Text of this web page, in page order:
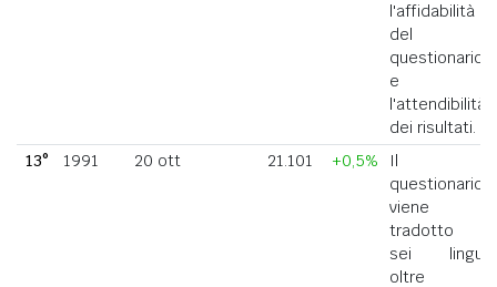
l'affidabilità
del
questionario
e
l'attendibilità
dei risultati.
13°
1991 20 ott 21.101 +0,5%
Il
questionario
viene
tradotto in
sei lingue
oltre